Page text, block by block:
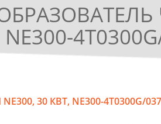
NE300-
30 КВТ, NE300-4T0300G/